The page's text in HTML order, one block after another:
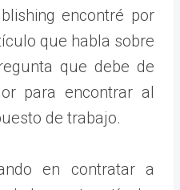
encontré por
que habla sobre
que debe de
para encontrar al
de trabajo.
en contratar a